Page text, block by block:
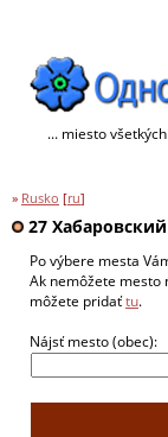
... miesto
» Rusko [ru]
27
Po výbere mesta
Ak nemôžete mesto
môžete pridaťtu.
Nájsť mesto (obec):